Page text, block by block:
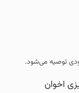
توصیه می‌شود.
اخوان